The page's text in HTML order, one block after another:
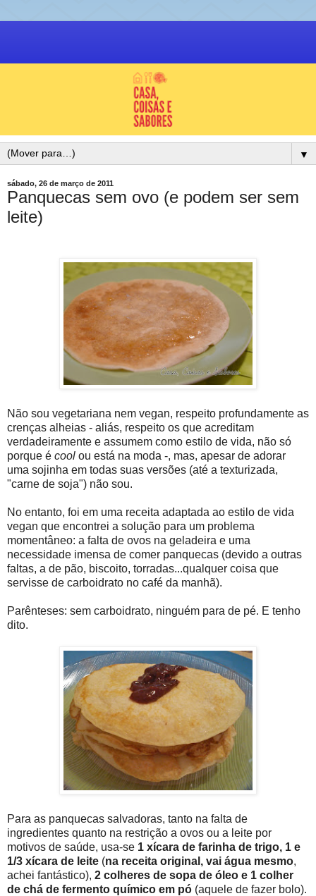
▼
sábado, 26 de março de 2011
Panquecas sem ovo (e podem ser sem
leite)
Não sou vegetariana nem vegan, respeito profundamente as
crenças alheias - aliás, respeito os que acreditam
verdadeiramente e assumem como estilo de vida, não só
porque é cool ou está na moda -, mas, apesar de adorar
uma sojinha em todas suas versões (até a texturizada,
"carne de soja") não sou.
No entanto, foi em uma receita adaptada ao estilo de vida
vegan que encontrei a solução para um problema
momentâneo: a falta de ovos na geladeira e uma
necessidade imensa de comer panquecas (devido a outras
faltas, a de pão, biscoito, torradas...qualquer coisa que
servisse de carboidrato no café da manhã).
Parênteses: sem carboidrato, ninguém para de pé. E tenho
dito.
Para as panquecas salvadoras, tanto na falta de
ingredientes quanto na restrição a ovos ou a leite por
motivos de saúde, usa-se 1 xícara de farinha de trigo, 1 e
1/3 xícara de leite (na receita original, vai água mesmo,
achei fantástico), 2 colheres de sopa de óleo e 1 colher
de chá de fermento químico em pó (aquele de fazer bolo).